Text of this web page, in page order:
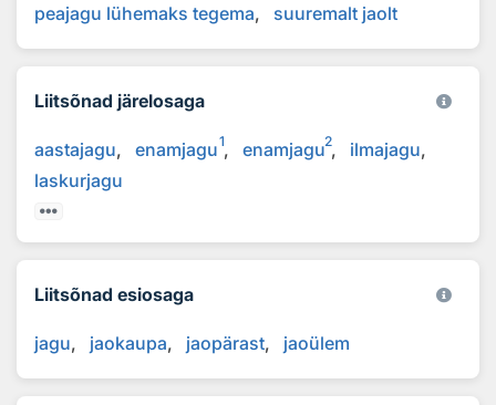
peajagu lühemaks tegema
suuremalt jaolt
Liitsõnad järelosaga
aastajagu enamjagu1 enamjagu2
ilmajagu
laskurjagu
Liitsõnad esiosaga
jagu jaokaupa jaopärast jaoülem